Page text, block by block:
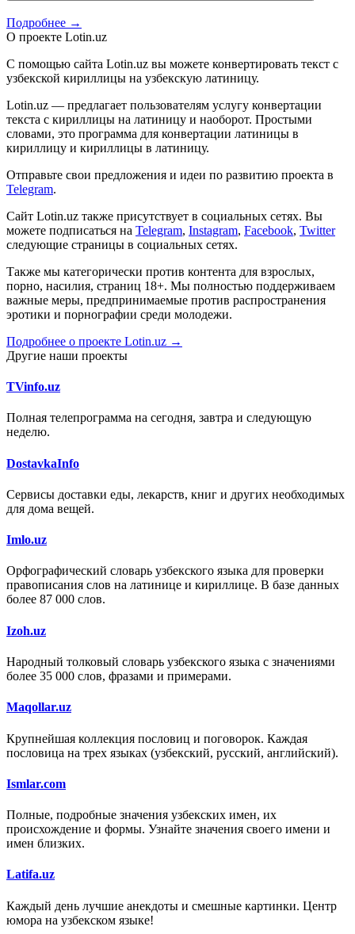
Подробнее →
О проекте Lotin.uz
С помощью сайта Lotin.uz вы можете конвертировать текст с
узбекской кириллицы на узбекскую латиницу.
Lotin.uz — предлагает пользователям услугу конвертации
текста с кириллицы на латиницу и наоборот. Простыми
словами, это программа для конвертации латиницы в
кириллицу и кириллицы в латиницу.
Отправьте свои предложения и идеи по развитию проекта в
Telegram.
Сайт Lotin.uz также присутствует в социальных сетях. Вы
можете подписаться на Telegram, Instagram, Facebook, Twitter
следующие страницы в социальных сетях.
Также мы категорически против контента для взрослых,
порно, насилия, страниц 18+. Мы полностью поддерживаем
важные меры, предпринимаемые против распространения
эротики и порнографии среди молодежи.
Подробнее о проекте Lotin.uz →
Другие наши проекты
TVinfo.uz
Полная телепрограмма на сегодня, завтра и следующую
неделю.
DostavkaInfo
Сервисы доставки еды, лекарств, книг и других необходимых
для дома вещей.
Imlo.uz
Орфографический словарь узбекского языка для проверки
правописания слов на латинице и кириллице. В базе данных
более 87 000 слов.
Izoh.uz
Народный толковый словарь узбекского языка с значениями
более 35 000 слов, фразами и примерами.
Maqollar.uz
Крупнейшая коллекция пословиц и поговорок. Каждая
пословица на трех языках (узбекский, русский, английский).
Ismlar.com
Полные, подробные значения узбекских имен, их
происхождение и формы. Узнайте значения своего имени и
имен близких.
Latifa.uz
Каждый день лучшие анекдоты и смешные картинки. Центр
юмора на узбекском языке!